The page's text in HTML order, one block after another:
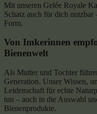
Mit unseren Gelée Royale
Schatz auch für dich nutzbar
Form.
Von Imkerinnen
Bienenwelt
Als Mutter und Tochter
Generation. Unser Wissen,
Leidenschaft für echte
tun – auch in die Auswahl
Bienenprodukte.